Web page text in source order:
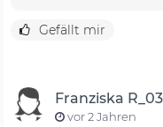
Gefällt mir
Franziska
vor 2 Jahren